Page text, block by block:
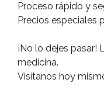
Proceso rápido y
Precios especiales
¡No lo dejes pasar!
medicina.
Visítanos hoy